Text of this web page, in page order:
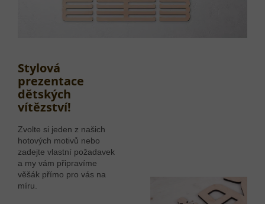
Stylová
prezentace
dětských
vítězství!
Zvolte si jeden z našich
hotových motivů nebo
zadejte vlastní požadavek
a my vám připravíme
věšák přímo pro vás na
míru.